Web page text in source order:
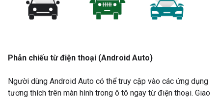
Phản chiếu từ điện thoại (Android Auto)
Người dùng Android Auto có thể truy cập vào các ứng dụng
tương thích trên màn hình trong ô tô ngay từ điện thoại. Giao